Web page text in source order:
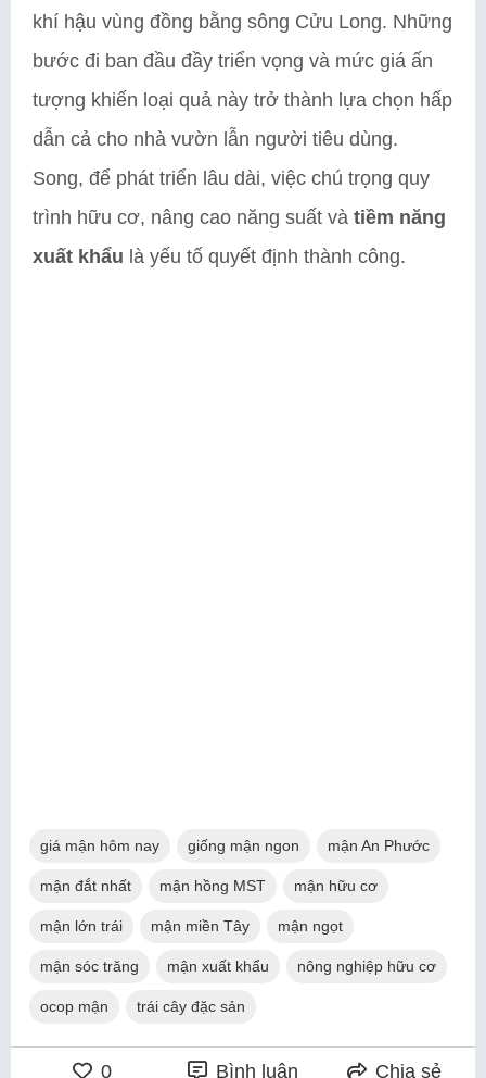
khí hậu vùng đồng bằng sông Cửu Long. Những
bước đi ban đầu đầy triển vọng và mức giá ấn
tượng khiến loại quả này trở thành lựa chọn hấp
dẫn cả cho nhà vườn lẫn người tiêu dùng.
Song, để phát triển lâu dài, việc chú trọng quy
trình hữu cơ, nâng cao năng suất và tiềm năng
xuất khẩu là yếu tố quyết định thành công.
giá mận hôm nay giống mận ngon mận An Phước
mận đắt nhất mận hồng MST mận hữu cơ
mận lớn trái mận miền Tây mận ngọt
mận sóc trăng mận xuất khẩu nông nghiệp hữu cơ
ocop mận trái cây đặc sản
0 Bình luận Chia sẻ